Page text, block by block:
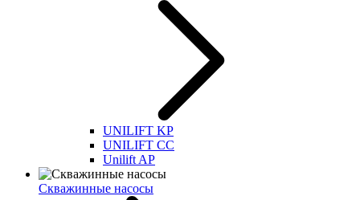
UNILIFT KP
UNILIFT CC
Unilift AP
Скважинные насосы